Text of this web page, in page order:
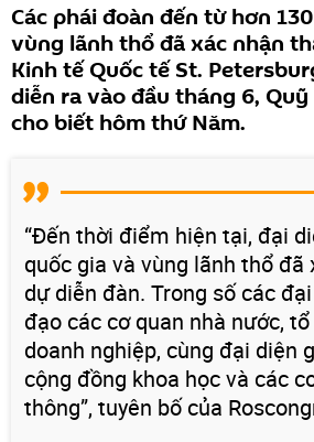
Các phái đoàn đến từ hơn
vùng lãnh thổ đã xác nhận
Kinh tế Quốc tế St.
diễn ra vào đầu tháng 6,
cho biết hôm thứ Năm.
“Đến thời điểm hiện tại, đại
quốc gia và vùng lãnh thổ đã
dự diễn đàn. Trong số các
đạo các cơ quan nhà nước,
doanh nghiệp, cùng đại diện
cộng đồng khoa học và các
thông”, tuyên bố của